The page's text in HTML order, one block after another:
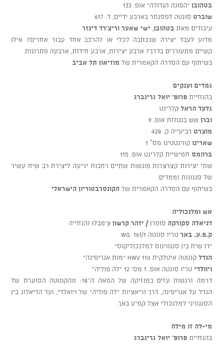
בטהובן “הפוגה הגדולה” אופ. 133
שוברט סונטה לפסנתר בארבע ידיים, ד. 617
עיבודים מאת בטהובן ישי שאער וריצ’רד דינזר
מדוע לעבד יצירה שנכתבה לכלי או להרכב אחד עבור אחרים? אילו
קשיים מתעוררים בדרך? ארבע יצירות, ארבע חידות, ארבעה פתרונות.
בשיתוף עם הסדרה הקאמרית של מוזיאון תל אביב
גמדים וענקים
בהנחייתפרופ' יואל גרינברג
גלעד הראל קלרינט
וברן שש בגטלות אופ. 9
מוצרט רביעייה ק. 428
שארינו קווינטטינו מס׳ 1
ברהמס חמישיית קלרינט אופ. 115
שתי יצירות קצרצרות פוגשות שתיים רחבות יריעה ליצירת רב שיח עשיר
של סגנונות וממדים.
בשיתוף עם הסדרה הקאמרית של הקונסרבטוריון הישראלי
אש ומלנכוליה
דניאלה סקורקה סופרן/ יזהר קרשון צ’מבלו והנחייה
ק.פ.ע. באך טריו סונטה Wq. 161/1
“דו שיח בין סנגווינוס למלנכוליקוס”
הנדל קנטטה איטלקית HWV 110 “מות אגריפינה”
ויוולדי טריו סונטה אופ. 1 מס' 12 “לה פוליה”
דרמה ורגשות עזים במוזיקה של המאה ה־18: מהקנטטה הסוערת של
הנדל על אגריפינה, דרך וריאציות “לה פוליה” של ויואלדי, ועד הדיאלוג בין
הסנגוויני למלנכולי אצל קפ”ע באך.
מי-לה זו מילה
בהנחייתפרופ' יואל גרינברג